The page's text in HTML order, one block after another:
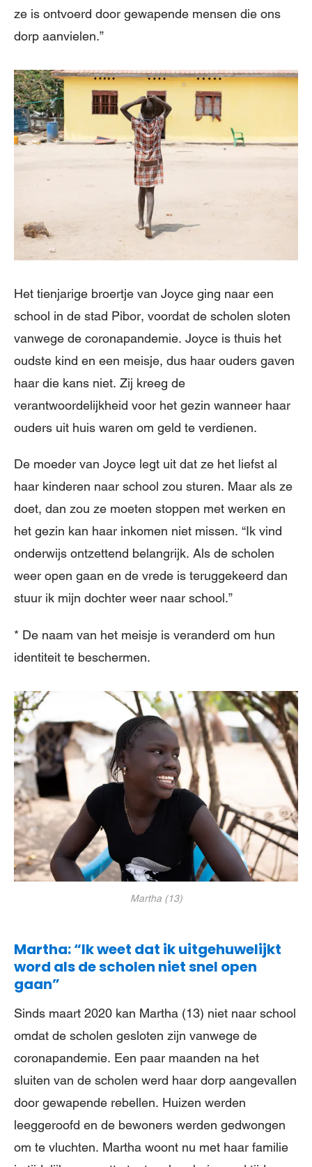
ze is ontvoerd door gewapende mensen die ons
dorp aanvielen.”
Het tienjarige broertje van Joyce ging naar een
school in de stad Pibor, voordat de scholen sloten
vanwege de coronapandemie. Joyce is thuis het
oudste kind en een meisje, dus haar ouders gaven
haar die kans niet. Zij kreeg de
verantwoordelijkheid voor het gezin wanneer haar
ouders uit huis waren om geld te verdienen.
De moeder van Joyce legt uit dat ze het liefst al
haar kinderen naar school zou sturen. Maar als ze
doet, dan zou ze moeten stoppen met werken en
het gezin kan haar inkomen niet missen. “Ik vind
onderwijs ontzettend belangrijk. Als de scholen
weer open gaan en de vrede is teruggekeerd dan
stuur ik mijn dochter weer naar school.”
* De naam van het meisje is veranderd om hun
identiteit te beschermen.
Martha (13)
Martha: “Ik weet dat ik uitgehuwelijkt
word als de scholen niet snel open
gaan”
Sinds maart 2020 kan Martha (13) niet naar school
omdat de scholen gesloten zijn vanwege de
coronapandemie. Een paar maanden na het
sluiten van de scholen werd haar dorp aangevallen
door gewapende rebellen. Huizen werden
leeggeroofd en de bewoners werden gedwongen
om te vluchten. Martha woont nu met haar familie